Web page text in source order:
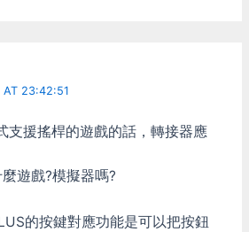
23:42:51
支援搖桿的遊戲的話，轉接器應
遊戲?模擬器嗎?
的按鍵對應功能是可以把按鈕